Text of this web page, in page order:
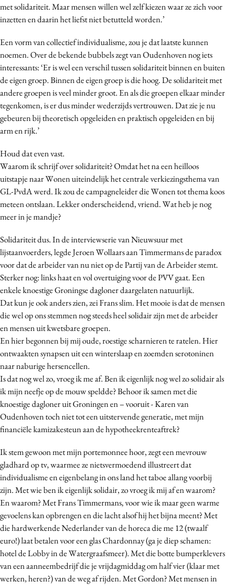
met solidariteit. Maar mensen willen wel zelf kiezen waar ze zich voor
inzetten en daarin het liefst niet betutteld worden.’
Een vorm van collectief individualisme, zou je dat laatste kunnen
noemen. Over de bekende bubbels zegt van Oudenhoven nog iets
interessants: ‘Er is wel een verschil tussen solidariteit binnen en buiten
de eigen groep. Binnen de eigen groep is die hoog. De solidariteit met
andere groepen is veel minder groot. En als die groepen elkaar minder
tegenkomen, is er dus minder wederzijds vertrouwen. Dat zie je nu
gebeuren bij theoretisch opgeleiden en praktisch opgeleiden en bij
arm en rijk.’
Houd dat even vast.
Waarom ik schrijf over solidariteit? Omdat het na een heilloos
uitstapje naar Wonen uiteindelijk het centrale verkiezingsthema van
GL-PvdA werd. Ik zou de campagneleider die Wonen tot thema koos
meteen ontslaan. Lekker onderscheidend, vriend. Wat heb je nog
meer in je mandje?
Solidariteit dus. In de interviewserie van Nieuwsuur met
lijstaanvoerders, legde Jeroen Wollaars aan Timmermans de paradox
voor dat de arbeider van nu niet op de Partij van de Arbeider stemt.
Sterker nog: links haat en vol overtuiging voor de PVV gaat. Een
enkele knoestige Groningse dagloner daargelaten natuurlijk.
Dat kun je ook anders zien, zei Frans slim. Het mooie is dat de mensen
die wel op ons stemmen nog steeds heel solidair zijn met de arbeider
en mensen uit kwetsbare groepen.
En hier begonnen bij mij oude, roestige scharnieren te ratelen. Hier
ontwaakten synapsen uit een winterslaap en zoemden serotoninen
naar naburige hersencellen.
Is dat nog wel zo, vroeg ik me af. Ben ik eigenlijk nog wel zo solidair als
ik mijn neefje op de mouw speldde? Behoor ik samen met die
knoestige dagloner uit Groningen en – vooruit - Karen van
Oudenhoven toch niet tot een uitstervende generatie, met mijn
financiële kamizakesteun aan de hypotheekrenteaftrek?
Ik stem gewoon met mijn portemonnee hoor, zegt een mevrouw
gladhard op tv, waarmee ze nietsvermoedend illustreert dat
individualisme en eigenbelang in ons land het taboe allang voorbij
zijn. Met wie ben ik eigenlijk solidair, zo vroeg ik mij af en waarom?
En waarom? Met Frans Timmermans, voor wie ik maar geen warme
gevoelens kan opbrengen en die lacht alsof hij het bijna meent? Met
die hardwerkende Nederlander van de horeca die me 12 (twaalf
euro!) laat betalen voor een glas Chardonnay (ga je diep schamen:
hotel de Lobby in de Watergraafsmeer). Met die botte bumperklevers
van een aanneembedrijf die je vrijdagmiddag om half vier (klaar met
werken, heren?) van de weg af rijden. Met Gordon? Met mensen in